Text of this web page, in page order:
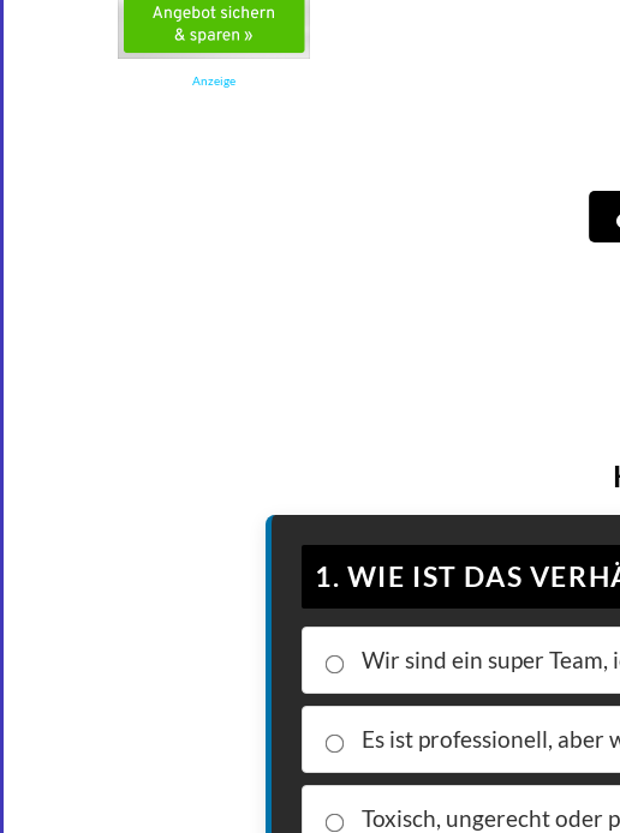
Anzeige
1. WIE IST DAS
Wir sind ein super
Es ist professionell, aber
Toxisch, ungerecht oder